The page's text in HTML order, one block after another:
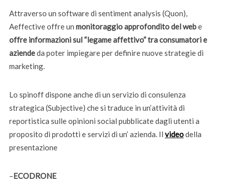
Attraverso un software di sentiment analysis (Quon),
Aeffective offre un monitoraggio approfondito del webe
offre informazioni sul “legame affettivo” tra consumatori e
aziendeda poter impiegare per definire nuove strategie di
marketing.
Lo spinoff dispone anche di un servizio di consulenza
strategica (Subjective) che si traduce in un’attività di
reportistica sulle opinioni social pubblicate dagli utenti a
proposito di prodotti e servizi di un’ azienda. Il videodella
presentazione
–ECODRONE